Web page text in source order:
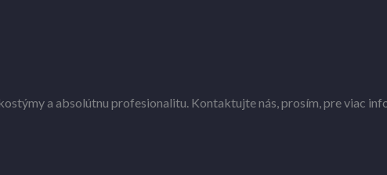
a absolútnu profesionalitu. Kontaktujte nás, prosím, pre viac